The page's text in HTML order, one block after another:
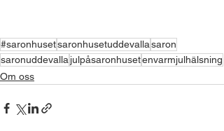
#saronhusetsaronhusetuddevallasaron
saronuddevalla julpåsaronhusetenvarmjulhälsning
Om oss